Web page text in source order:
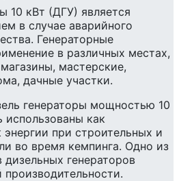
10 кВт (ДГУ) является
в случае аварийного
Генераторные
в различных местах,
мастерские,
дачные участки.
генераторы мощностью 10
как
при строительных и
во время кемпинга. Одно из
генераторов